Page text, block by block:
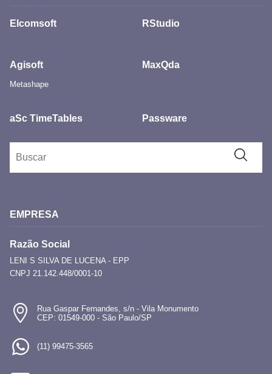
Elcomsoft RStudio
Agisoft
Metashape
MaxQda
aSc TimeTables Passware
EMPRESA
Razão Social
LENI S SILVA DE LUCENA - EPP
CNPJ 21.142.448/0001-10
Rua Gaspar Fernandes, s/n - Vila Monumento
CEP: 01549-000 - São Paulo/SP
(11) 99475-3565